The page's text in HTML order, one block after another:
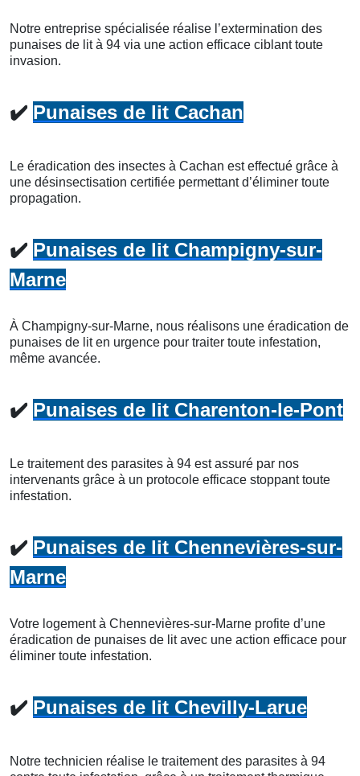
Notre entreprise spécialisée réalise l’extermination des
punaises de lit à 94 via une action efficace ciblant toute
invasion.
✔️ Punaises de lit Cachan
Le éradication des insectes à Cachan est effectué grâce à
une désinsectisation certifiée permettant d’éliminer toute
propagation.
✔️ Punaises de lit Champigny-sur-
Marne
À Champigny-sur-Marne, nous réalisons une éradication de
punaises de lit en urgence pour traiter toute infestation,
même avancée.
✔️ Punaises de lit Charenton-le-Pont
Le traitement des parasites à 94 est assuré par nos
intervenants grâce à un protocole efficace stoppant toute
infestation.
✔️ Punaises de lit Chennevières-sur-
Marne
Votre logement à Chennevières-sur-Marne profite d’une
éradication de punaises de lit avec une action efficace pour
éliminer toute infestation.
✔️ Punaises de lit Chevilly-Larue
Notre technicien réalise le traitement des parasites à 94